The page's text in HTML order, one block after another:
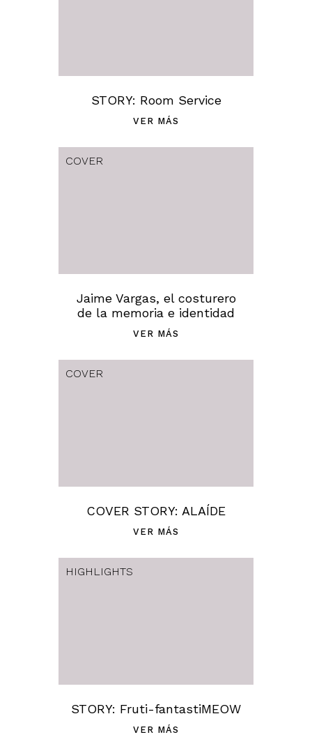
STORY: Room Service
VER MÁS
COVER
Jaime Vargas, el costurero
de la memoria e identidad
VER MÁS
COVER
COVER STORY: ALAÍDE
VER MÁS
HIGHLIGHTS
STORY: Fruti-fantastiMEOW
VER MÁS